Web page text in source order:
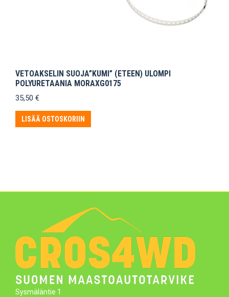
VETOAKSELIN SUOJA”KUMI” (ETEEN) ULOMPI
POLYURETAANIA MORAXG0175
35,50 €
LISÄÄ OSTOSKORIIN
Sysmäläntie 1